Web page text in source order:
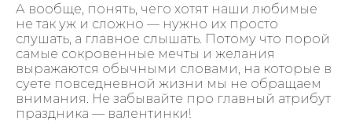
А вообще, понять, чего хотят наши любимые
не так уж и сложно — нужно их просто
слушать, а главное слышать. Потому что порой
самые сокровенные мечты и желания
выражаются обычными словами, на которые в
суете повседневной жизни мы не обращаем
внимания. Не забывайте про главный атрибут
праздника — валентинки!